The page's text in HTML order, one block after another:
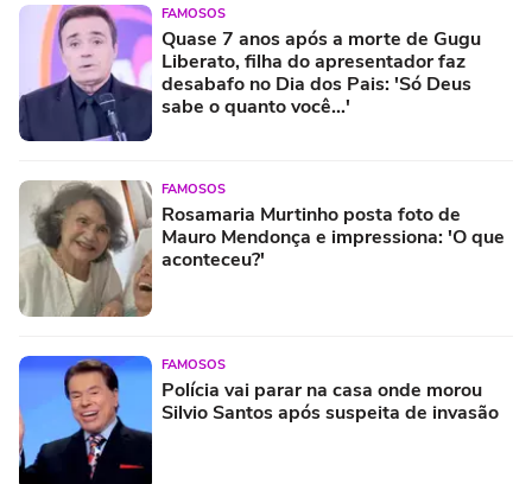
FAMOSOS
Quase 7 anos após a morte de Gugu
Liberato, filha do apresentador faz
desabafo no Dia dos Pais: 'Só Deus
sabe o quanto você...'
FAMOSOS
Rosamaria Murtinho posta foto de
Mauro Mendonça e impressiona: 'O que
aconteceu?'
FAMOSOS
Polícia vai parar na casa onde morou
Silvio Santos após suspeita de invasão